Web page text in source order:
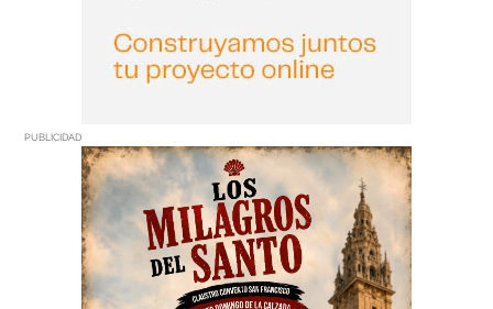
PUBLICIDAD